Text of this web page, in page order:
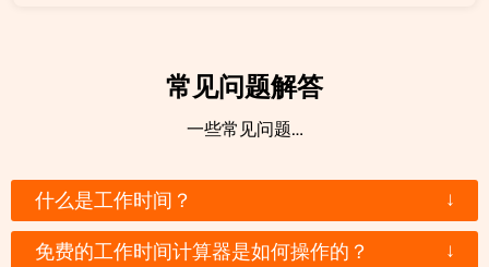
常见问题解答
一些常见问题…
什么是工作时间？ ↓
免费的工作时间计算器是如何操作的？ ↓